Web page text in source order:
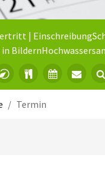
| Einschreibung
in Bildern
Termin